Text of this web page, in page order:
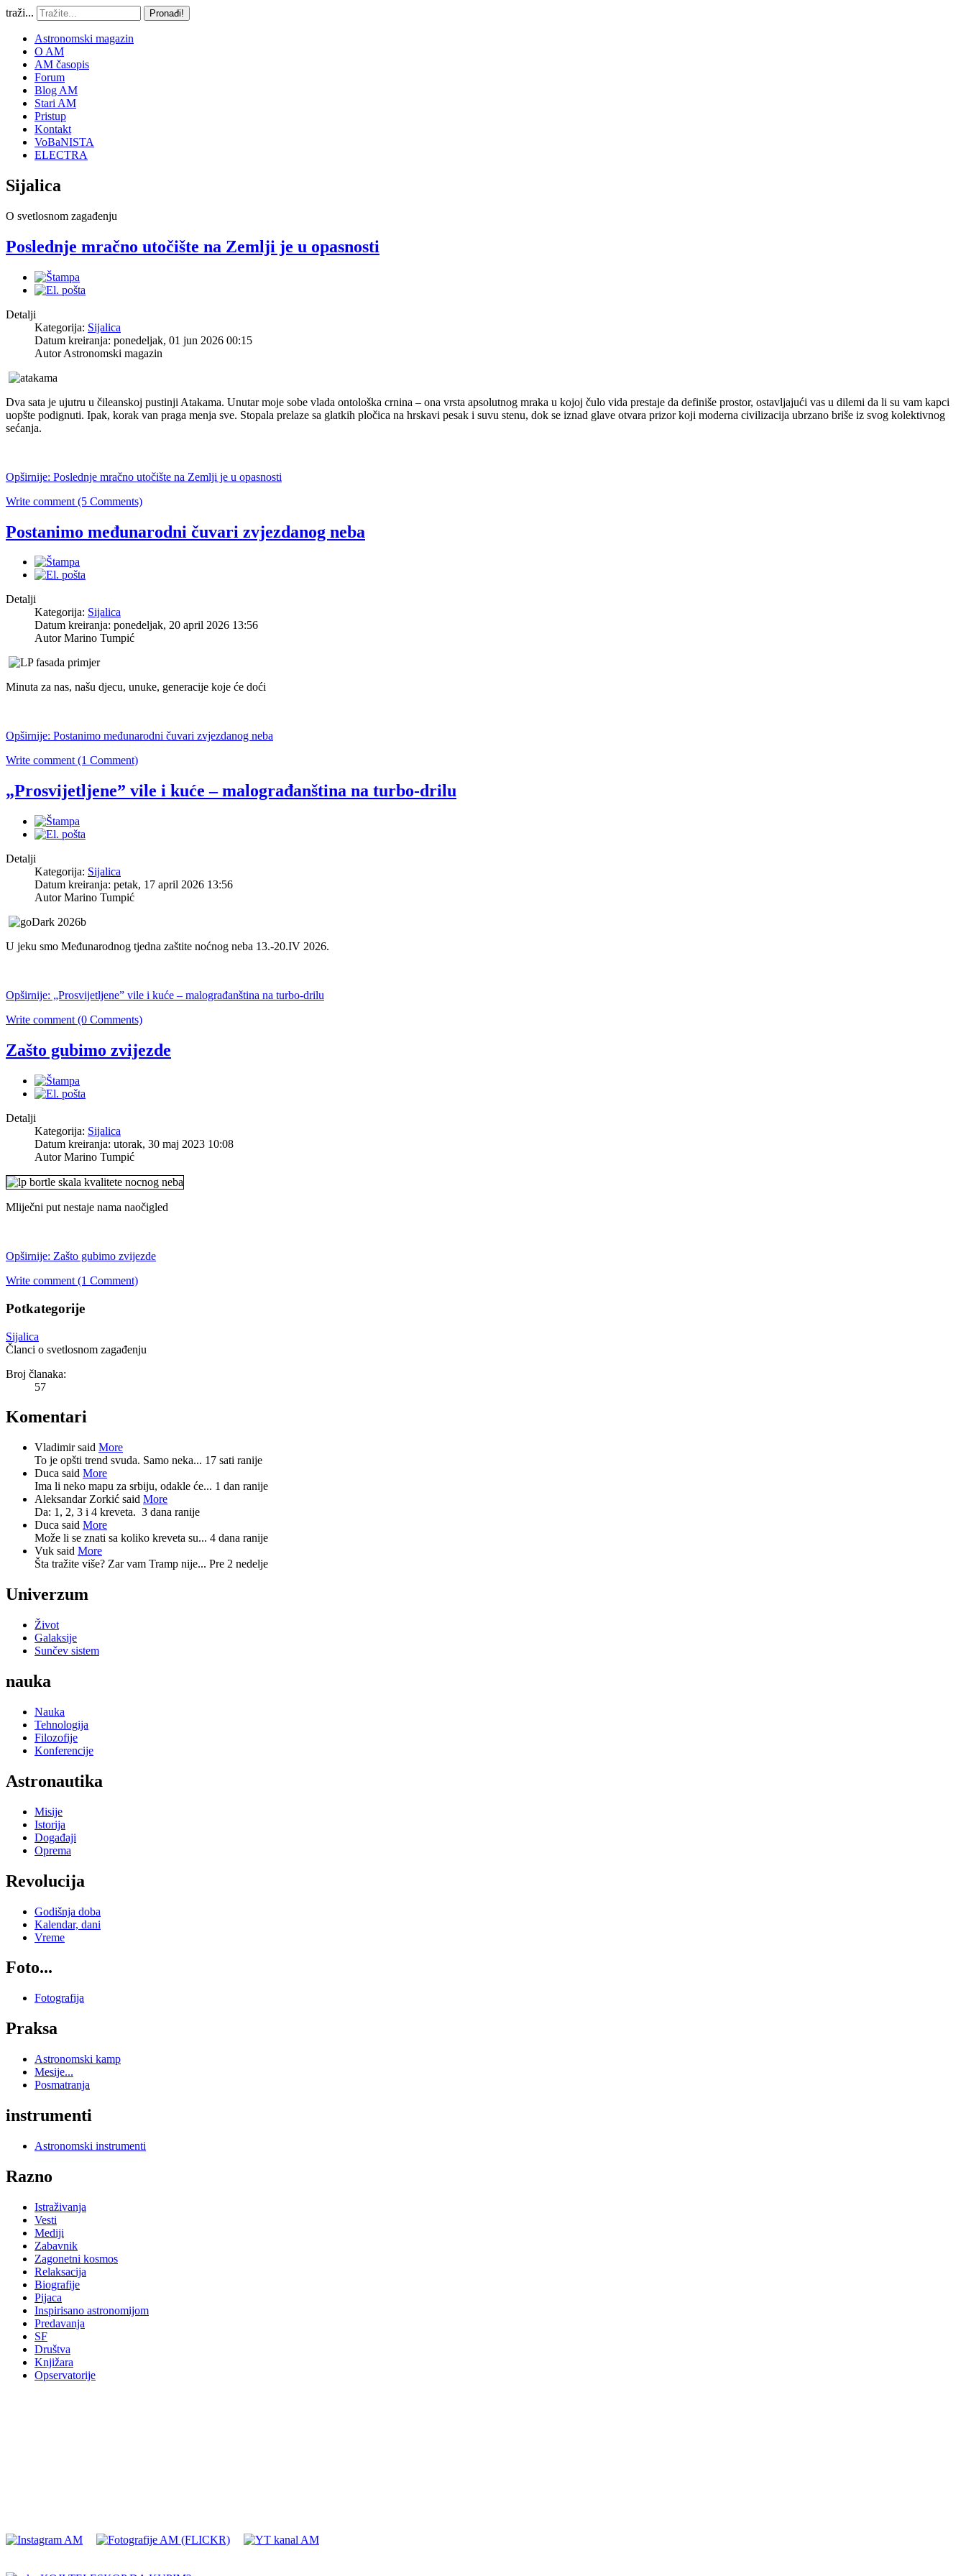
traži... Pronađi!
Astronomski magazin
O AM
AM časopis
Forum
Blog AM
Stari AM
Pristup
Kontakt
VoBaNISTA
ELECTRA
Sijalica
O svetlosnom zagađenju
Poslednje mračno utočište na Zemlji je u opasnosti
Detalji
Kategorija: Sijalica
Datum kreiranja: ponedeljak, 01 jun 2026 00:15
Autor Astronomski magazin
Dva sata je ujutru u čileanskoj pustinji Atakama. Unutar moje sobe vlada ontološka crnina – ona vrsta apsolutnog mraka u kojoj čulo vida prestaje da definiše prostor, ostavljajući vas u dilemi da li su vam kapci
uopšte podignuti. Ipak, korak van praga menja sve. Stopala prelaze sa glatkih pločica na hrskavi pesak i suvu stenu, dok se iznad glave otvara prizor koji moderna civilizacija ubrzano briše iz svog kolektivnog
sećanja.
Opširnije: Poslednje mračno utočište na Zemlji je u opasnosti
Write comment (5 Comments)
Postanimo međunarodni čuvari zvjezdanog neba
Detalji
Kategorija: Sijalica
Datum kreiranja: ponedeljak, 20 april 2026 13:56
Autor Marino Tumpić
Minuta za nas, našu djecu, unuke, generacije koje će doći
Opširnije: Postanimo međunarodni čuvari zvjezdanog neba
Write comment (1 Comment)
„Prosvijetljene” vile i kuće – malograđanština na turbo-drilu
Detalji
Kategorija: Sijalica
Datum kreiranja: petak, 17 april 2026 13:56
Autor Marino Tumpić
U jeku smo Međunarodnog tjedna zaštite noćnog neba 13.-20.IV 2026.
Opširnije: „Prosvijetljene” vile i kuće – malograđanština na turbo-drilu
Write comment (0 Comments)
Zašto gubimo zvijezde
Detalji
Kategorija: Sijalica
Datum kreiranja: utorak, 30 maj 2023 10:08
Autor Marino Tumpić
Mliječni put nestaje nama naočigled
Opširnije: Zašto gubimo zvijezde
Write comment (1 Comment)
Potkategorije
Sijalica
Članci o svetlosnom zagađenju
Broj članaka:
57
Komentari
Vladimir said More
To je opšti trend svuda. Samo neka... 17 sati ranije
Duca said More
Ima li neko mapu za srbiju, odakle će... 1 dan ranije
Aleksandar Zorkić said More
Da: 1, 2, 3 i 4 kreveta. 3 dana ranije
Duca said More
Može li se znati sa koliko kreveta su... 4 dana ranije
Vuk said More
Šta tražite više? Zar vam Tramp nije... Pre 2 nedelje
Univerzum
Život
Galaksije
Sunčev sistem
nauka
Nauka
Tehnologija
Filozofije
Konferencije
Astronautika
Misije
Istorija
Događaji
Oprema
Revolucija
Godišnja doba
Kalendar, dani
Vreme
Foto...
Fotografija
Praksa
Astronomski kamp
Mesije...
Posmatranja
instrumenti
Astronomski instrumenti
Razno
Istraživanja
Vesti
Mediji
Zabavnik
Zagonetni kosmos
Relaksacija
Biografije
Pijaca
Inspirisano astronomijom
Predavanja
SF
Društva
Knjižara
Opservatorije